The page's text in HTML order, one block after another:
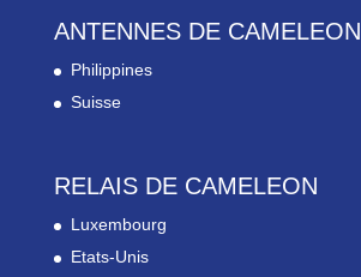
ANTENNES DE CAMELEON
Philippines
Suisse
RELAIS DE CAMELEON
Luxembourg
Etats-Unis